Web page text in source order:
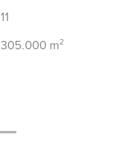
11
305.000 m²